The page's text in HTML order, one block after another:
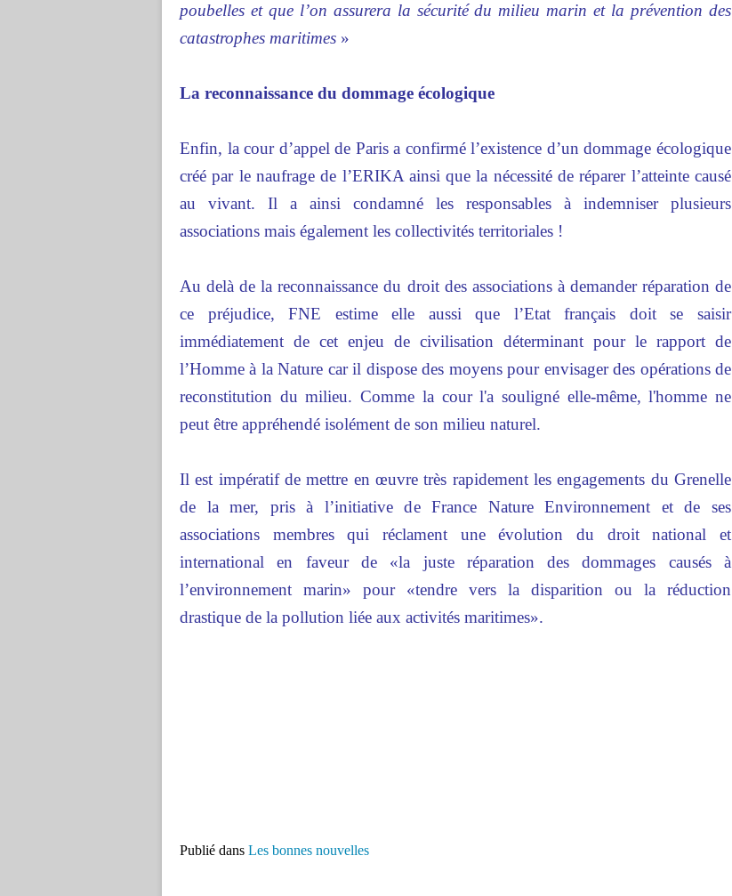
poubelles et que l’on assurera la sécurité du milieu marin et la prévention des
catastrophes maritimes »
La reconnaissance du dommage écologique
Enfin, la cour d’appel de Paris a confirmé l’existence d’un dommage écologique
créé par le naufrage de l’ERIKA ainsi que la nécessité de réparer l’atteinte causé
au vivant. Il a ainsi condamné les responsables à indemniser plusieurs
associations mais également les collectivités territoriales !
Au delà de la reconnaissance du droit des associations à demander réparation de
ce préjudice, FNE estime elle aussi que l’Etat français doit se saisir
immédiatement de cet enjeu de civilisation déterminant pour le rapport de
l’Homme à la Nature car il dispose des moyens pour envisager des opérations de
reconstitution du milieu. Comme la cour l'a souligné elle-même, l'homme ne
peut être appréhendé isolément de son milieu naturel.
Il est impératif de mettre en œuvre très rapidement les engagements du Grenelle
de la mer, pris à l’initiative de France Nature Environnement et de ses
associations membres qui réclament une évolution du droit national et
international en faveur de «la juste réparation des dommages causés à
l’environnement marin» pour «tendre vers la disparition ou la réduction
drastique de la pollution liée aux activités maritimes».
Publié dans Les bonnes nouvelles